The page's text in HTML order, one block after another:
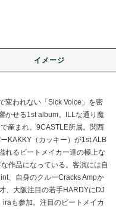
イメージ
変われない「Sick Voice」を密
かせる1st album。ILLな通り魔
産まれ。9CASTLE所属。関西
KAKKY（カッキー）が1st.ALB
れるビートメイカー達の極上な
作品になっている。客演には自
、自身のクルーCracks Ampか
、大阪注目の若手HARDYにDJ
も参加。注目のビートメイカ